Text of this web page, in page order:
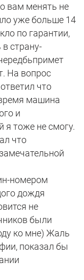
вам менять не
уже больше 14
по гарантии,
в страну-
На вопрос
что
машина
и
я тоже не смогу.
что
номером
дождя
не
были
ко мне) Жаль
показал бы